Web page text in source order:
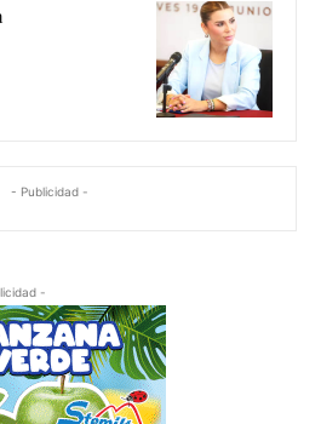
- Publicidad -
-